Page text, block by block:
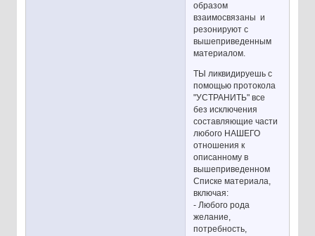
образом
взаимосвязаны и
резонируют с
вышеприведенным
материалом.
ТЫ ликвидируешь с
помощью протокола
"УСТРАНИТЬ" все
без исключения
составляющие части
любого НАШЕГО
отношения к
описанному в
вышеприведенном
Списке материала,
включая:
- Любого рода
желание,
потребность,